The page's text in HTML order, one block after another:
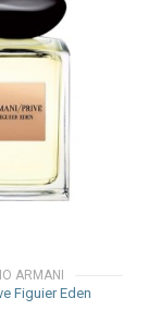
ARMANI
Figuier Eden